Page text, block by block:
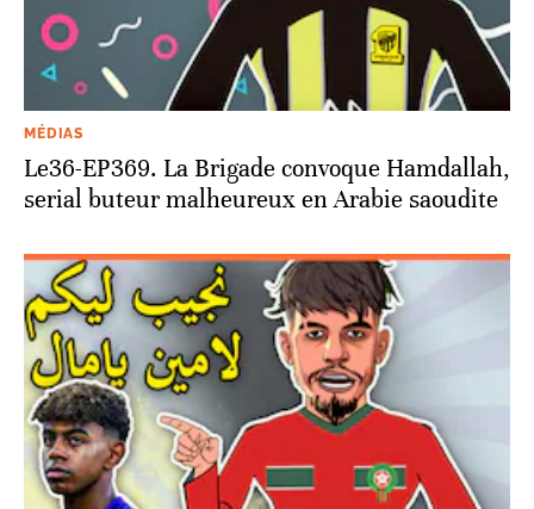
MÉDIAS
Le36-EP369. La Brigade convoque Hamdallah,
serial buteur malheureux en Arabie saoudite